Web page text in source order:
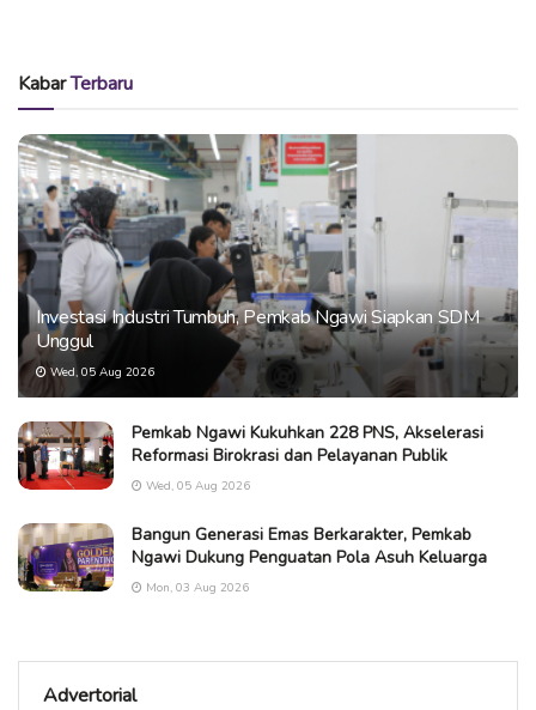
KabarTerbaru
Investasi Industri Tumbuh, Pemkab Ngawi Siapkan SDM
Unggul
Wed, 05 Aug 2026
Pemkab Ngawi Kukuhkan 228 PNS, Akselerasi
Reformasi Birokrasi dan Pelayanan Publik
Wed, 05 Aug 2026
Bangun Generasi Emas Berkarakter, Pemkab
Ngawi Dukung Penguatan Pola Asuh Keluarga
Mon, 03 Aug 2026
Advertorial